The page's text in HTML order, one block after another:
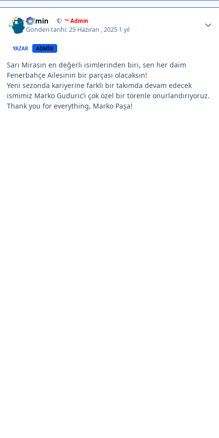
Admin ™ Admin
Gönderi tarihi:25 Haziran , 2025 1 yıl
YAZAR ADMIN
Sarı Mirasın en değerli isimlerinden biri, sen her daim
Fenerbahçe Ailesinin bir parçası olacaksın!
Yeni sezonda kariyerine farklı bir takımda devam edecek
ismimiz Marko Guduric’i çok özel bir törenle onurlandırıyoruz.
Thank you for everything, Marko Paşa!